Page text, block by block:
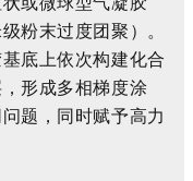
粉末过度团聚）。
底上依次构建化合
形成多相梯度涂
题，同时赋予高力